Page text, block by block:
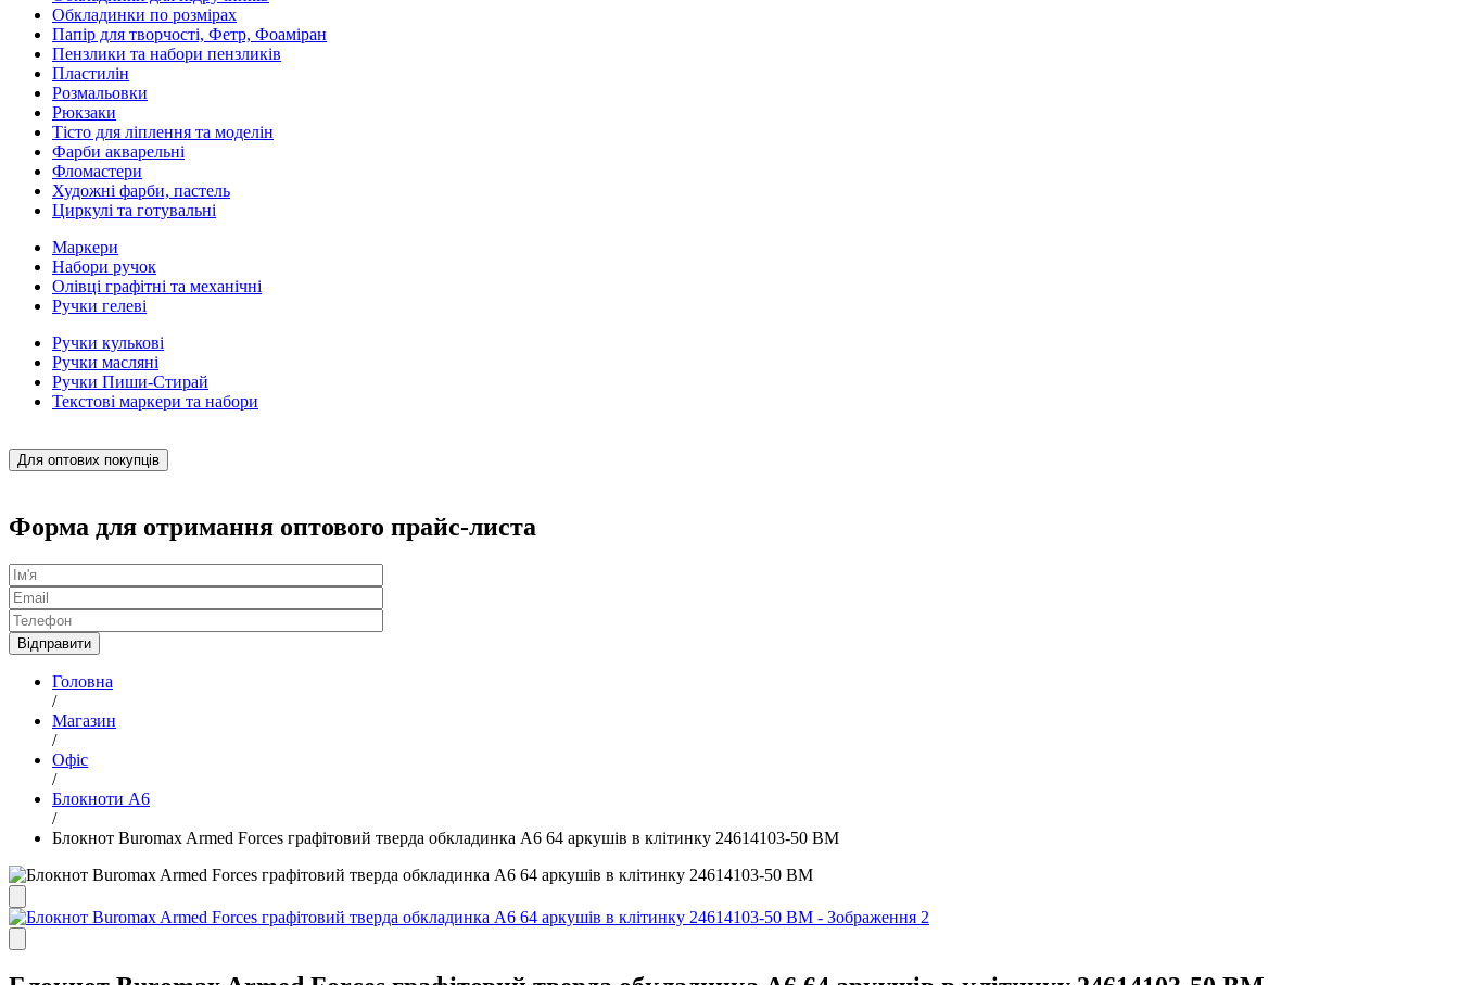
Обкладинки по розмірах
Папір для творчості, Фетр, Фоаміран
Пензлики та набори пензликів
Пластилін
Розмальовки
Рюкзаки
Тісто для ліплення та моделін
Фарби акварельні
Фломастери
Художні фарби, пастель
Циркулі та готувальні
Маркери
Набори ручок
Олівці графітні та механічні
Ручки гелеві
Ручки кулькові
Ручки масляні
Ручки Пиши-Стирай
Текстові маркери та набори
Для оптових покупців
Форма для отримання оптового прайс-листа
Головна
/
Магазин
/
Офіс
/
Блокноти А6
/
Блокнот Buromax Armed Forces графітовий тверда обкладинка А6 64 аркушів в клітинку 24614103-50 ВМ